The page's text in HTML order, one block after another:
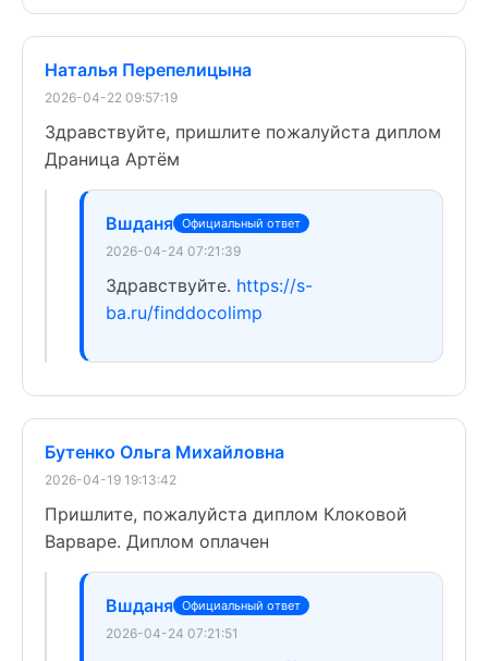
Наталья Перепелицына
2026-04-22 09:57:19
Здравствуйте, пришлите пожалуйста диплом
Драница Артём
Вшданя Официальный ответ
2026-04-24 07:21:39
Здравствуйте. https://s-
ba.ru/finddocolimp
Бутенко Ольга Михайловна
2026-04-19 19:13:42
Пришлите, пожалуйста диплом Клоковой
Варваре. Диплом оплачен
Вшданя Официальный ответ
2026-04-24 07:21:51